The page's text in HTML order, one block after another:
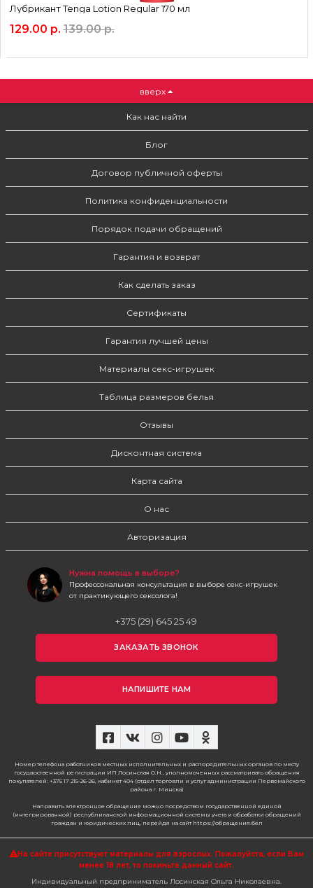
Лубрикант Tenga Lotion Regular 170 мл
129.00 р. 139.00 р.
вверх
Как нас найти
Блог
Договор публичной оферты
Политика конфиденциальности
Порядок подачи обращений
Гарантия и возврат
Как сделать заказ
Сертификаты
Гарантия лучшей цены
Материалы секс-игрушек
Таблица размеров белья
Отзывы
Дисконтная система
Карта сайта
О нас
Авторизация
Нужна помощь в выборе?
Профессональная консультация в выборе секс-игрушек
от практикующего сексолога!
+375 (29) 645 25 49
ЗАКАЗАТЬ ЗВОНОК
НАПИШИТЕ НАМ
Номер телефона работников местных исполнительных и распорядительных органов по месту
государственной регистрации ИП Лосинская О.Н., уполномоченных рассматривать обращения
покупателей: +375 17 215-26-26, кабинет 404 (отдел торговли и услуг администрации Первомайского
района г. Минска)
Направить электронное обращение можно посредством государственной единой
(интегрированной) республиканской информационной системы учета и обработки обращений
граждан и юридических лиц, перейдя на сайт https://обращения.бел
На сайте присутствуют материалы для взрослых. Пожалуйста, если Вам
менее 18 лет, то покиньте данный сайт.
Индивидуальный предприниматель Лосинская Ольга Николаевна.